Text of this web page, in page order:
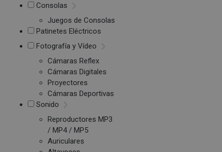
Consolas
Juegos de Consolas
Patinetes Eléctricos
Fotografía y Vídeo
Cámaras Reflex
Cámaras Digitales
Proyectores
Cámaras Deportivas
Sonido
Reproductores MP3
/ MP4 / MP5
Auriculares